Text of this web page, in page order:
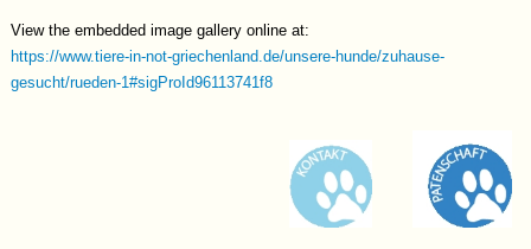
View the embedded image gallery online at:
https://www.tiere-in-not-griechenland.de/unsere-hunde/zuhause-
gesucht/rueden-1#sigProId96113741f8